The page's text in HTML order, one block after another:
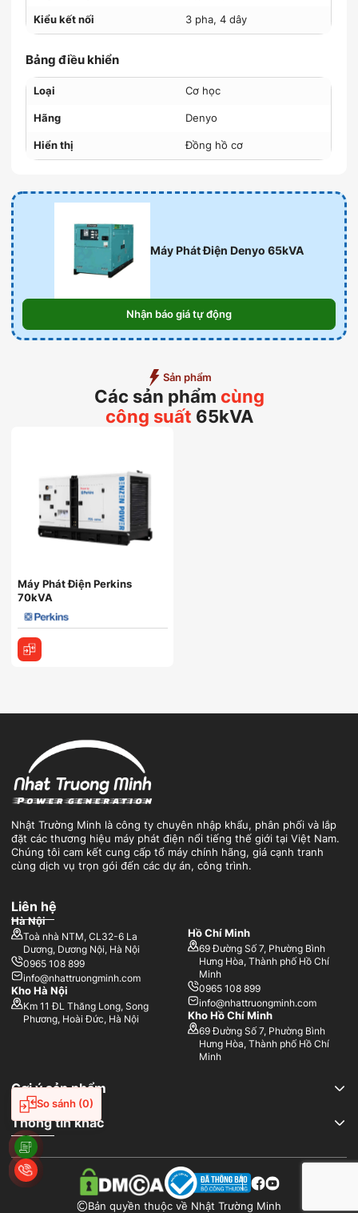
Kiểu kết nối 3 pha, 4 dây
Bảng điều khiển
Loại Cơ học
Hãng Denyo
Hiển thị Đồng hồ cơ
Máy Phát Điện Denyo 65kVA
Nhận báo giá tự động
So sánh (0)
Sản phẩm
Các sản phẩm cùng
công suất 65kVA
Máy Phát Điện Perkins
70kVA
Nhật Trường Minh là công ty chuyên nhập khẩu, phân phối và lắp
đặt các thương hiệu máy phát điện nổi tiếng thế giới tại Việt Nam.
Chúng tôi cam kết cung cấp tổ máy chính hãng, giá cạnh tranh
cùng dịch vụ trọn gói đến các dự án, công trình.
Liên hệ
Hà Nội
Toà nhà NTM, CL32-6 La
Dương, Dương Nội, Hà Nội
0965 108 899
info@nhattruongminh.com
Kho Hà Nội
Km 11 ĐL Thăng Long, Song
Phương, Hoài Đức, Hà Nội
Hồ Chí Minh
69 Đường Số 7, Phường Bình
Hưng Hòa, Thành phố Hồ Chí
Minh
0965 108 899
info@nhattruongminh.com
Kho Hồ Chí Minh
69 Đường Số 7, Phường Bình
Hưng Hòa, Thành phố Hồ Chí
Minh
Gợi ý sản phẩm
Thông tin khác
Bản quyền thuộc về Nhật Trường Minh